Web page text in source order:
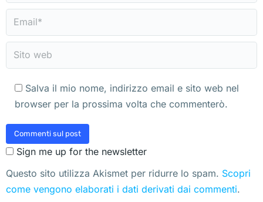
Email *
Sito web
Salva il mio nome, indirizzo email e sito web nel
browser per la prossima volta che commenterò.
Commenti sul post
Sign me up for the newsletter
Questo sito utilizza Akismet per ridurre lo spam. Scopri
come vengono elaborati i dati derivati dai commenti.